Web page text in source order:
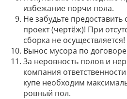
избежание порчи пола.
Не забудьте
проект (чертёж)! При
сборка не осуществляется!
Вынос мусора по
За неровность полов и
компания
купе необходим
ровный пол.